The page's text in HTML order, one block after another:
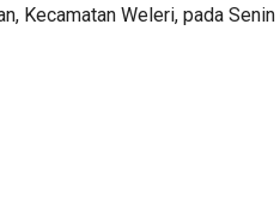
Kecamatan Weleri, pada